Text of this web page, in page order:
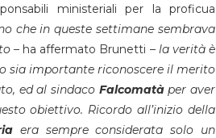
ministeriali per la proficua
che in queste settimane sembrava
– ha affermato Brunetti – la verità è
sia importante riconoscere il merito
ed al sindaco Falcomatàper aver
obiettivo. Ricordo all’inizio della
era sempre considerata solo un